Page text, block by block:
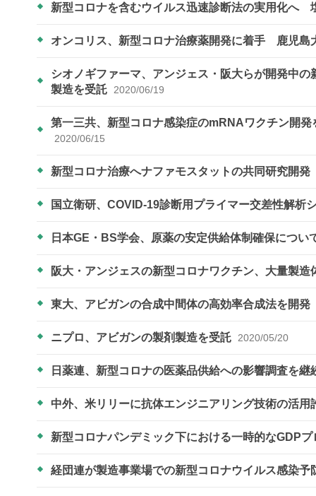
新型コロナを含むウイルス迅速診断法の実用化へ
オンコリス、新型コロナ治療薬開発に着手 鹿児島
シオノギファーマ、アンジェス・阪大らが開発中
製造を受託
2020/06/19
第一三共、新型コロナ感染症のmRNAワクチン開
2020/06/15
新型コロナ治療へナファモスタットの共同研究
国立衛研、COVID-19診断用プライマー交差性解析
日本GE・BS学会、原薬の安定供給体制確保につ
阪大・アンジェスの新型コロナワクチン、大量製
東大、アビガンの合成中間体の高効率合成法を開発
ニプロ、アビガンの製剤製造を受託 2020/05/20
日薬連、新型コロナの医薬品供給への影響調査を継
中外、米リリーに抗体エンジニアリング技術の活
新型コロナパンデミック下における一時的なGDP
経団連が製造事業場での新型コロナウイルス感染